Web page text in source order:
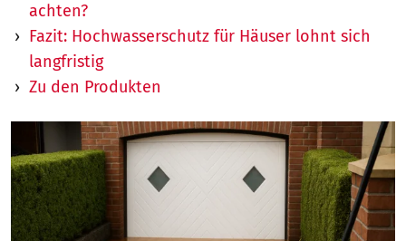
achten?
Fazit: Hochwasserschutz für Häuser lohnt sich
langfristig
Zu den Produkten